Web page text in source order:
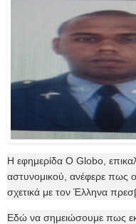
Η εφημερίδα O Globo,
αστυνομικού, ανέφερε πως
σχετικά με τον Έλληνα
Εδώ να σημειώσουμε πως